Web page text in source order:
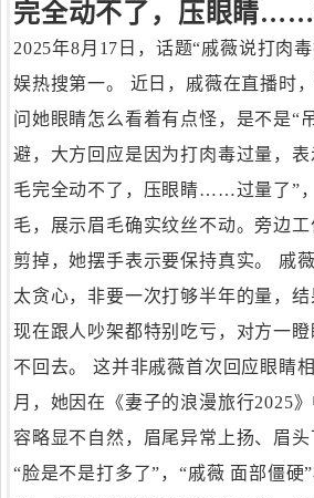
完全动不了，压眼睛……
2025年8月17日，话题“戚薇说打肉
娱热搜第一。 近日，戚薇在直播时
问她眼睛怎么看着有点怪，是不是“
避，大方回应是因为打肉毒过量，表
毛完全动不了，压眼睛……过量了”
毛，展示眉毛确实纹丝不动。旁边
剪掉，她摆手表示要保持真实。 戚
太贪心，非要一次打够半年的量，结
现在跟人吵架都特别吃亏，对方一
不回去。 这并非戚薇首次回应眼睛
月，她因在《妻子的浪漫旅行2025
容略显不自然，眉尾异常上扬、眉
“脸是不是打多了”，“戚薇 面部僵硬